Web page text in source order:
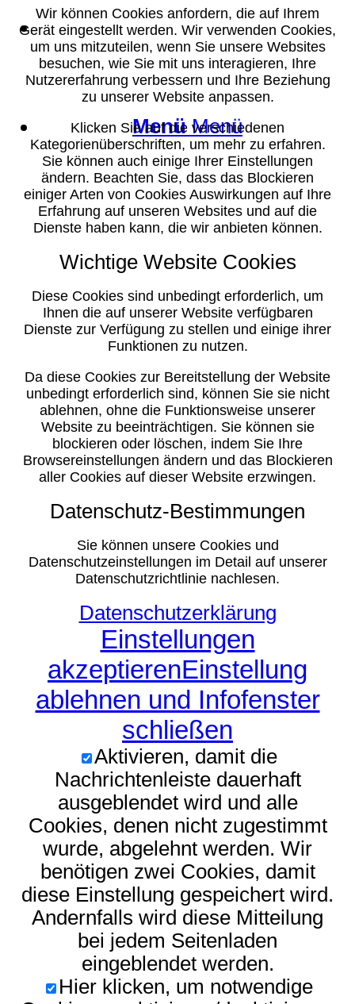
Suche
Menü Menü
Wir können Cookies anfordern, die auf Ihrem
Gerät eingestellt werden. Wir verwenden Cookies,
um uns mitzuteilen, wenn Sie unsere Websites
besuchen, wie Sie mit uns interagieren, Ihre
Nutzererfahrung verbessern und Ihre Beziehung
zu unserer Website anpassen.
Klicken Sie auf die verschiedenen
Kategorienüberschriften, um mehr zu erfahren.
Sie können auch einige Ihrer Einstellungen
ändern. Beachten Sie, dass das Blockieren
einiger Arten von Cookies Auswirkungen auf Ihre
Erfahrung auf unseren Websites und auf die
Dienste haben kann, die wir anbieten können.
Wichtige Website Cookies
Diese Cookies sind unbedingt erforderlich, um
Ihnen die auf unserer Website verfügbaren
Dienste zur Verfügung zu stellen und einige ihrer
Funktionen zu nutzen.
Da diese Cookies zur Bereitstellung der Website
unbedingt erforderlich sind, können Sie sie nicht
ablehnen, ohne die Funktionsweise unserer
Website zu beeinträchtigen. Sie können sie
blockieren oder löschen, indem Sie Ihre
Browsereinstellungen ändern und das Blockieren
aller Cookies auf dieser Website erzwingen.
Datenschutz-Bestimmungen
Sie können unsere Cookies und
Datenschutzeinstellungen im Detail auf unserer
Datenschutzrichtlinie nachlesen.
Datenschutzerklärung
Einstellungen
akzeptierenEinstellung
ablehnen und Infofenster
schließen
Aktivieren, damit die
Nachrichtenleiste dauerhaft
ausgeblendet wird und alle
Cookies, denen nicht zugestimmt
wurde, abgelehnt werden. Wir
benötigen zwei Cookies, damit
diese Einstellung gespeichert wird.
Andernfalls wird diese Mitteilung
bei jedem Seitenladen
eingeblendet werden.
Hier klicken, um notwendige